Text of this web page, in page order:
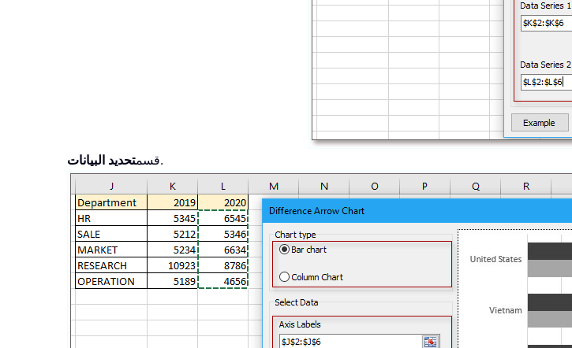
قسمتحديد البيانات .